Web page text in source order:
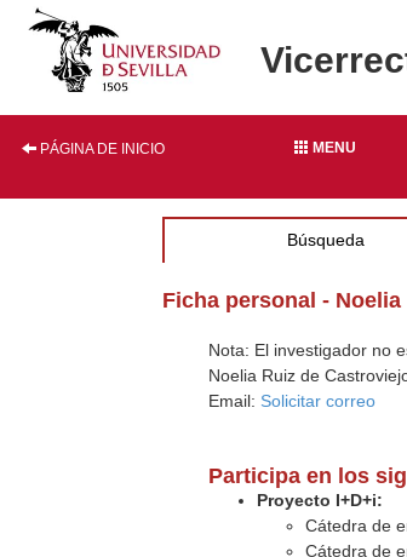
PÁGINA DE INICIO MENU
Búsqueda
Ficha personal -
Nota: El investigador no
Noelia Ruiz de
Email: Solicitar correo
Participa en los
Proyecto I+D+i:
Cátedra de
Cátedra de